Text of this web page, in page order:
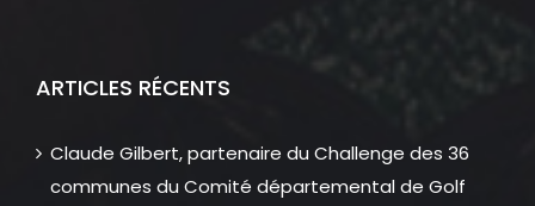
ARTICLES RÉCENTS
Claude Gilbert, partenaire du Challenge des 36
communes du Comité départemental de Golf